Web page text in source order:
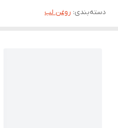
دسته‌بندی: روغن لب